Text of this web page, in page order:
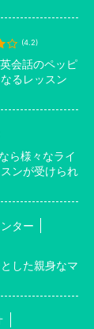
(4.2)
会話のペッピ
るレッスン
ら様々なライ
ンが受けられ
ター
した親身なマ